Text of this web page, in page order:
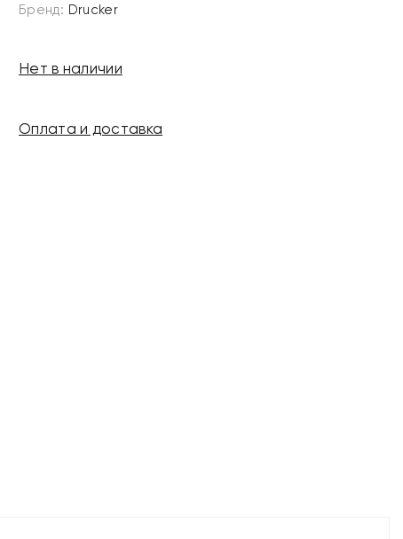
Бренд: Drucker
Нет в наличии
Оплата и доставка